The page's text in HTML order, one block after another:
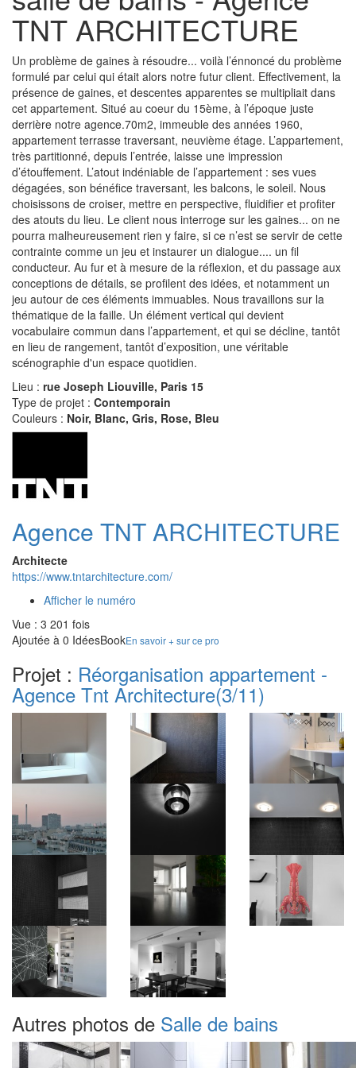
TNT ARCHITECTURE
Un problème de gaines à résoudre... voilà l’énnoncé du problème
formulé par celui qui était alors notre futur client. Effectivement, la
présence de gaines, et descentes apparentes se multipliait dans
cet appartement. Situé au coeur du 15ème, à l’époque juste
derrière notre agence.70m2, immeuble des années 1960,
appartement terrasse traversant, neuvième étage. L’appartement,
très partitionné, depuis l’entrée, laisse une impression
d’étouffement. L’atout indéniable de l’appartement : ses vues
dégagées, son bénéfice traversant, les balcons, le soleil. Nous
choisissons de croiser, mettre en perspective, fluidifier et profiter
des atouts du lieu. Le client nous interroge sur les gaines... on ne
pourra malheureusement rien y faire, si ce n’est se servir de cette
contrainte comme un jeu et instaurer un dialogue.... un fil
conducteur. Au fur et à mesure de la réflexion, et du passage aux
conceptions de détails, se profilent des idées, et notamment un
jeu autour de ces éléments immuables. Nous travaillons sur la
thématique de la faille. Un élément vertical qui devient
vocabulaire commun dans l’appartement, et qui se décline, tantôt
en lieu de rangement, tantôt d’exposition, une véritable
scénographie d'un espace quotidien.
Lieu : rue Joseph Liouville, Paris 15
Type de projet : Contemporain
Couleurs : Noir, Blanc, Gris, Rose, Bleu
Agence TNT ARCHITECTURE
Architecte
https://www.tntarchitecture.com/
Afficher le numéro
Vue : 3 201 fois
Ajoutée à 0 IdéesBookEn savoir + sur ce pro
Projet : Réorganisation appartement -
Agence Tnt Architecture(3/11)
Autres photos de Salle de bains